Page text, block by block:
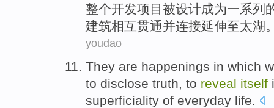
整个开发项目被设计成为一系列
建筑相互贯通并连接延伸至太湖
youdao
They are happenings in which
to disclose truth, to reveal itself
superficiality of everyday life.